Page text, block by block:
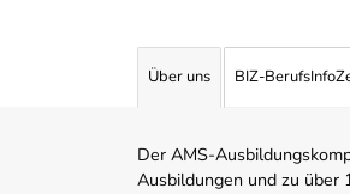
Über uns BIZ-
Der AMS-
Ausbildungen und zu über